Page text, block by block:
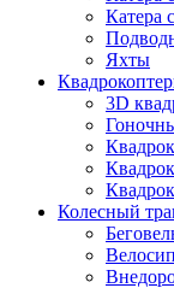
Катера
Яхты
3D
Колесный